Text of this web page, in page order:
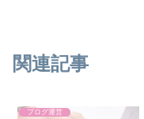
関連記事
ブログ運営